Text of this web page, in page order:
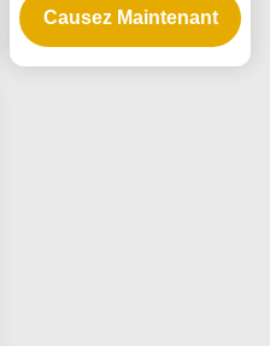
d'éclairage extérieur et
intérieur
Causez Maintenant